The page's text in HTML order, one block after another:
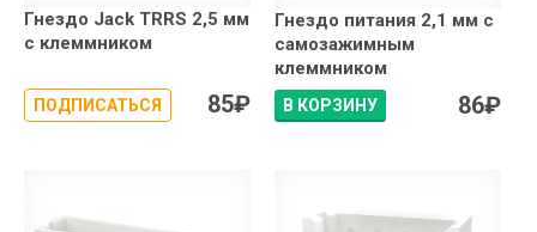
Гнездо Jack TRRS 2,5 мм
с клеммником
ПОДПИСАТЬСЯ 85₽
Гнездо питания 2,1 мм с
самозажимным
клеммником
В КОРЗИНУ 86₽